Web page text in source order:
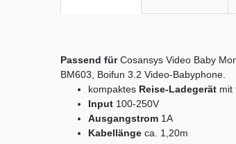
Passend fürCosansys Video Baby
BM603, Boifun 3.2 Video-Babyphone.
kompaktes Reise-Ladegerät mit
Input 100-250V
Ausgangstrom 1A
Kabellänge ca. 1,20m